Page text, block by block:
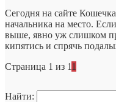
Сегодня на сайте
начальника на место.
выше, явно уж слишком
кипятись и спрячь
Страница 1 из 11
Найти: